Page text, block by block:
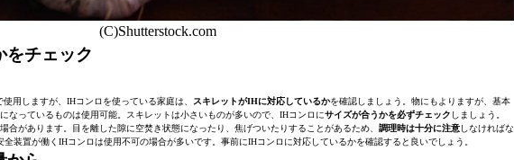
(C)Shutterstock.com
をチェック
用しますが、IHコンロを使っている家庭は、 スキレットがIHに対応しているかを確認しましょう。物にもよりますが、基本
なっているものは使用可能。スキレットは小さいものが多いので、IHコンロにサイズが合うかを必ずチェック しましょう。
合があります。目を離した隙に空焚き状態になったり、焦げついたりすることがあるため、 調理時は十分に注意しなければな
装置が働くIHコンロは使用不可の場合が多いです。事前にIHコンロに対応しているかを確認すると良いでしょう。